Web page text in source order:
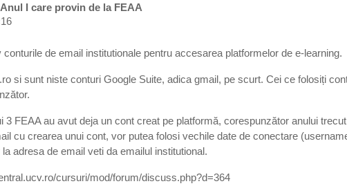
I care provin de la FEAA
de email institutionale pentru accesarea platformelor de e-learning.
si sunt niste conturi Google Suite, adica gmail, pe scurt. Cei ce folosiți
FEAA au avut deja un cont creat pe platformă, corespunzător anului
cu crearea unui cont, vor putea folosi vechile date de conectare
adresa de email veti da emailul institutional.
cursuri/mod/forum/discuss.php?d=364